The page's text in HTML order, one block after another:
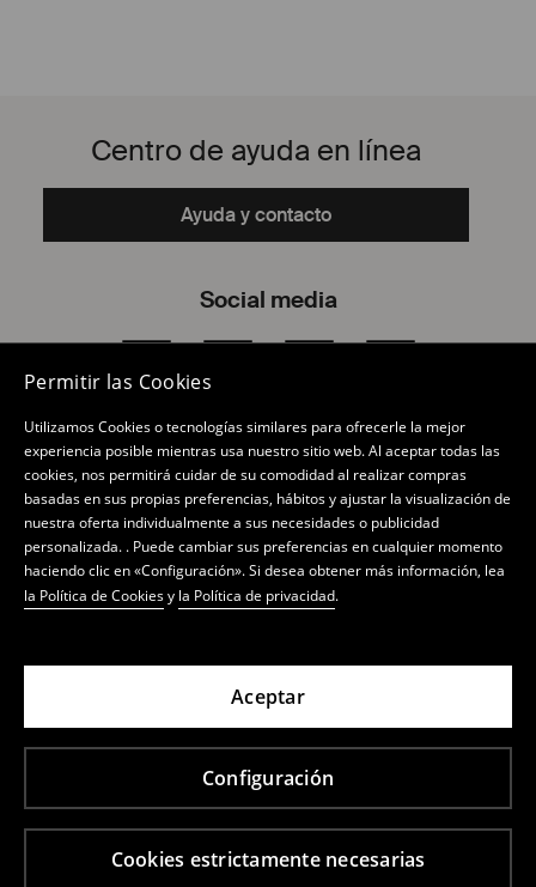
Permitir las Cookies
Utilizamos Cookies o tecnologías similares para ofrecerle la mejor
experiencia posible mientras usa nuestro sitio web. Al aceptar todas las
cookies, nos permitirá cuidar de su comodidad al realizar compras
basadas en sus propias preferencias, hábitos y ajustar la visualización de
nuestra oferta individualmente a sus necesidades o publicidad
personalizada. . Puede cambiar sus preferencias en cualquier momento
haciendo clic en «Configuración». Si desea obtener más información, lea
la Política de Cookiesy la Política de privacidad.
Cookies estrictamente necesarias
Configuración
Aceptar
Centro de ayuda en línea
Ayuda y contacto
Social media
Facebook YouTube Instagram TikTok
Tienda online
Política de privacidad
Mi cuenta
LPP S.A., Lakowa 39/44, 80-769 Gdańsk,
Gdańsk-Północ en Gdańsk, nº 0000000778,
capital social 3 708 482 PLN (pagado en su